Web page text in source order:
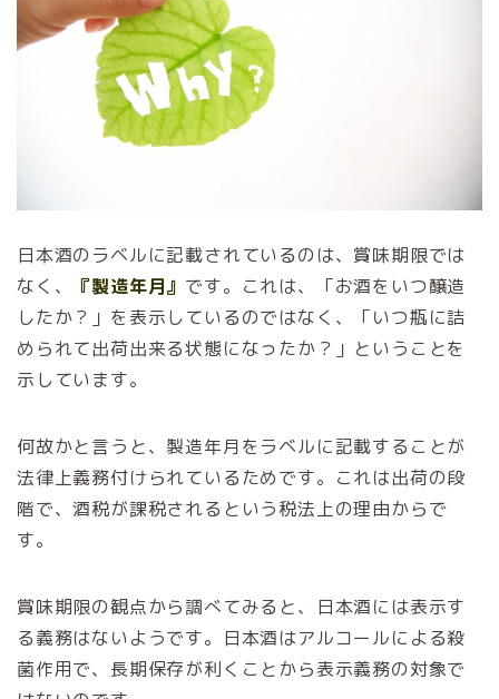
日本酒のラベルに記載されているのは、賞味期限では
なく、
『製造年月』 です。これは、「お酒をいつ醸造
したか？」を表示しているのではなく、「いつ瓶に詰
められて出荷出来る状態になったか？」ということを
示しています。
何故かと言うと、製造年月をラベルに記載することが
法律上義務付けられているためです。これは出荷の段
階で、酒税が課税されるという税法上の理由からで
す。
賞味期限の観点から調べてみると、日本酒には表示す
る義務はないようです。日本酒はアルコールによる殺
菌作用で、長期保存が利くことから表示義務の対象で